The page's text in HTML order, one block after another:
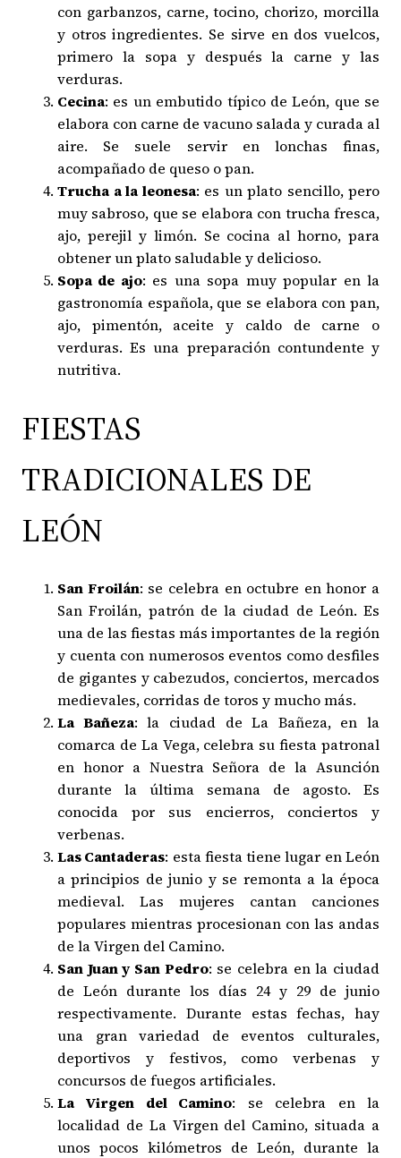
con garbanzos, carne, tocino, chorizo, morcilla
y otros ingredientes. Se sirve en dos vuelcos,
primero la sopa y después la carne y las
verduras.
Cecina: es un embutido típico de León, que se
elabora con carne de vacuno salada y curada al
aire. Se suele servir en lonchas finas,
acompañado de queso o pan.
Trucha a la leonesa: es un plato sencillo, pero
muy sabroso, que se elabora con trucha fresca,
ajo, perejil y limón. Se cocina al horno, para
obtener un plato saludable y delicioso.
Sopa de ajo: es una sopa muy popular en la
gastronomía española, que se elabora con pan,
ajo, pimentón, aceite y caldo de carne o
verduras. Es una preparación contundente y
nutritiva.
FIESTAS
TRADICIONALES DE
LEÓN
San Froilán: se celebra en octubre en honor a
San Froilán, patrón de la ciudad de León. Es
una de las fiestas más importantes de la región
y cuenta con numerosos eventos como desfiles
de gigantes y cabezudos, conciertos, mercados
medievales, corridas de toros y mucho más.
La Bañeza: la ciudad de La Bañeza, en la
comarca de La Vega, celebra su fiesta patronal
en honor a Nuestra Señora de la Asunción
durante la última semana de agosto. Es
conocida por sus encierros, conciertos y
verbenas.
Las Cantaderas: esta fiesta tiene lugar en León
a principios de junio y se remonta a la época
medieval. Las mujeres cantan canciones
populares mientras procesionan con las andas
de la Virgen del Camino.
San Juan y San Pedro: se celebra en la ciudad
de León durante los días 24 y 29 de junio
respectivamente. Durante estas fechas, hay
una gran variedad de eventos culturales,
deportivos y festivos, como verbenas y
concursos de fuegos artificiales.
La Virgen del Camino: se celebra en la
localidad de La Virgen del Camino, situada a
unos pocos kilómetros de León, durante la